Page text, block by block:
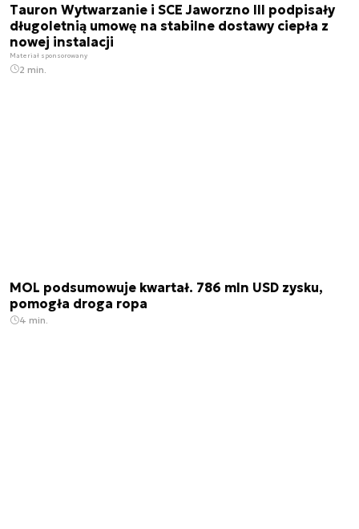
Tauron Wytwarzanie i SCE Jaworzno III podpisały
długoletnią umowę na stabilne dostawy ciepła z
nowej instalacji
Materiał sponsorowany
2 min.
MOL podsumowuje kwartał. 786 mln USD zysku,
pomogła droga ropa
4 min.